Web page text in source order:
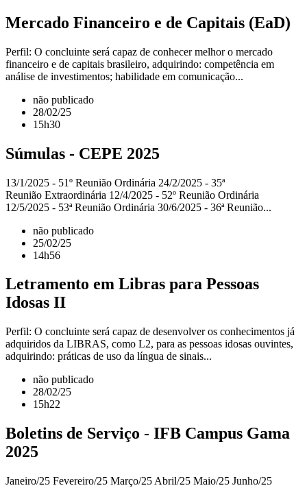
Mercado Financeiro e de Capitais (EaD)
Perfil: O concluinte será capaz de conhecer melhor o mercado
financeiro e de capitais brasileiro, adquirindo: competência em
análise de investimentos; habilidade em comunicação...
não publicado
28/02/25
15h30
Súmulas - CEPE 2025
13/1/2025 - 51º Reunião Ordinária 24/2/2025 - 35ª
Reunião Extraordinária 12/4/2025 - 52º Reunião Ordinária
12/5/2025 - 53ª Reunião Ordinária 30/6/2025 - 36ª Reunião...
não publicado
25/02/25
14h56
Letramento em Libras para Pessoas
Idosas II
Perfil: O concluinte será capaz de desenvolver os conhecimentos já
adquiridos da LIBRAS, como L2, para as pessoas idosas ouvintes,
adquirindo: práticas de uso da língua de sinais...
não publicado
28/02/25
15h22
Boletins de Serviço - IFB Campus Gama
2025
Janeiro/25 Fevereiro/25 Março/25 Abril/25 Maio/25 Junho/25